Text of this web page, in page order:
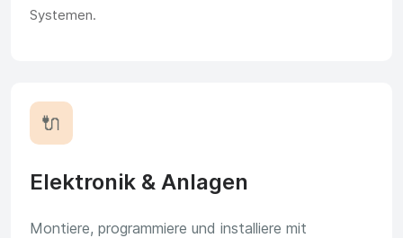
Systemen.
🔌
Elektronik & Anlagen
Montiere, programmiere und installiere mit